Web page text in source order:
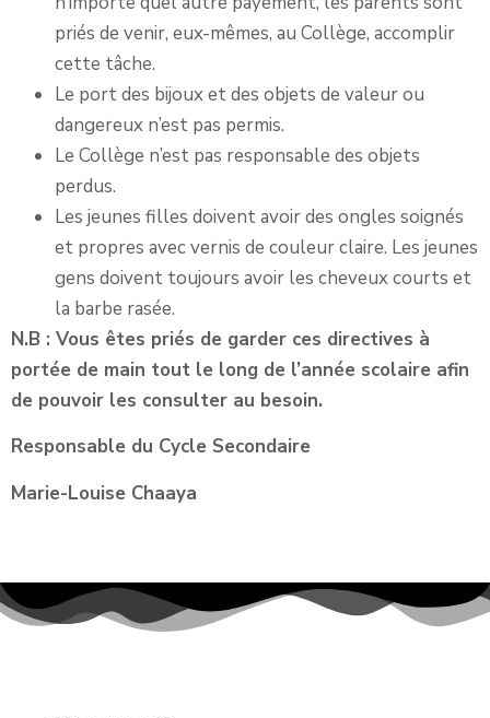
priés de venir, eux-mêmes, au Collège, accomplir
cette tâche.
Le port des bijoux et des objets de valeur ou
dangereux n’est pas permis.
Le Collège n’est pas responsable des objets
perdus.
Les jeunes filles doivent avoir des ongles soignés
et propres avec vernis de couleur claire. Les jeunes
gens doivent toujours avoir les cheveux courts et
la barbe rasée.
N.B : Vous êtes priés de garder ces directives à
portée de main tout le long de l’année scolaire afin
de pouvoir les consulter au besoin.
Responsable du Cycle Secondaire
Marie-Louise Chaaya